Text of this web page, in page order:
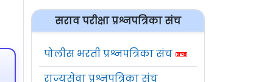
सराव परीक्षा प्रश्नपत्रिका संच
पोलीस भरती प्रश्नपत्रिका संच
राज्यसेवा प्रश्नपत्रिका संच